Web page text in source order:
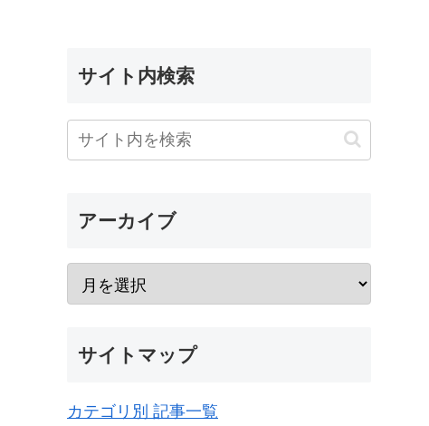
サイト内検索
アーカイブ
サイトマップ
カテゴリ別 記事一覧